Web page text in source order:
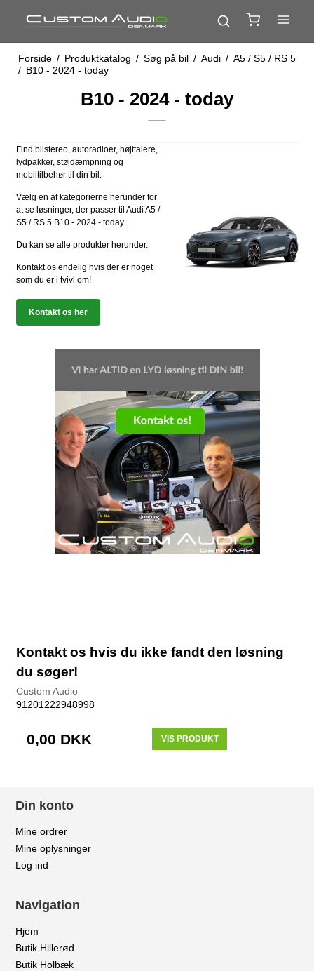
Forside / Produktkatalog / Søg på bil / Audi / A5 / S5 / RS 5
/ B10 - 2024 - today
B10 - 2024 - today
Find bilstereo, autoradioer, højttalere,
lydpakker, støjdæmpning og
mobiltilbehør til din bil.
Vælg en af kategorierne herunder for
at se løsninger, der passer til Audi A5 /
S5 / RS 5 B10 - 2024 - today.
Du kan se alle produkter herunder.
Kontakt os endelig hvis der er noget
som du er i tvivl om!
Kontakt os her
Kontakt os hvis du ikke fandt den løsning
du søger!
Custom Audio
91201222948998
0,00 DKK VIS PRODUKT
Din konto
Mine ordrer
Mine oplysninger
Log ind
Navigation
Hjem
Butik Hillerød
Butik Holbæk